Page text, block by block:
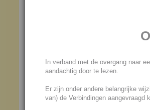
gesproken
Meestal
In verband met de overgang naar
aandachtig door te lezen.
Er zijn onder andere belangrijke
van) de Verbindingen aangevraagd